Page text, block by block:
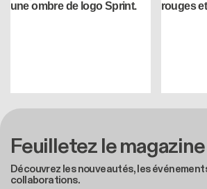
Feuilletez le magazine
Découvrez les nouveautés, les
collaborations.